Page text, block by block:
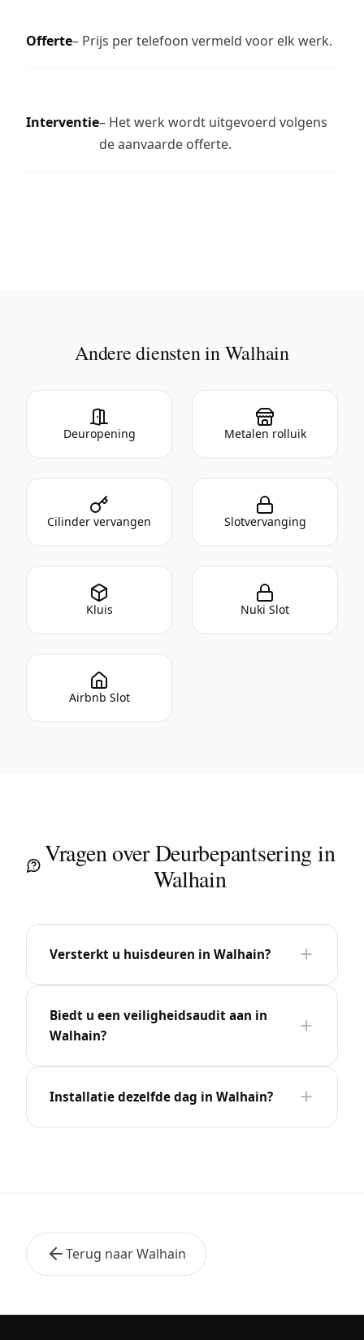
Offerte– Prijs per telefoon vermeld voor elk werk.
Interventie– Het werk wordt uitgevoerd volgens
de aanvaarde offerte.
Andere diensten in Walhain
Deuropening Metalen rolluik
Cilinder vervangen Slotvervanging
Kluis Nuki Slot
Airbnb Slot
Vragen over Deurbepantsering in
Walhain
Versterkt u huisdeuren in Walhain?
Biedt u een veiligheidsaudit aan in
Walhain?
Installatie dezelfde dag in Walhain?
Terug naar Walhain